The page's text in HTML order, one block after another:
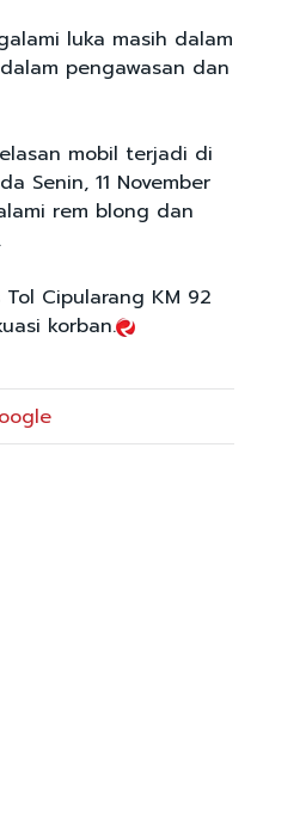
luka masih dalam
pengawasan dan
mobil terjadi di
Senin, 11 November
rem blong dan
Cipularang KM 92
korban.